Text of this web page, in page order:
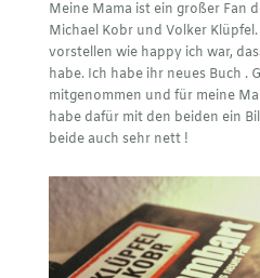
Meine Mama ist ein großer Fan
Michael Kobr und Volker
vorstellen wie happy ich war,
habe. Ich habe ihr neues Buch .
mitgenommen und für meine
habe dafür mit den beiden ein
beide auch sehr nett !